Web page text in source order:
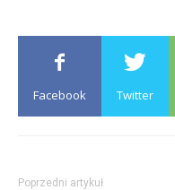
Facebook Twitter
Poprzedni artykuł